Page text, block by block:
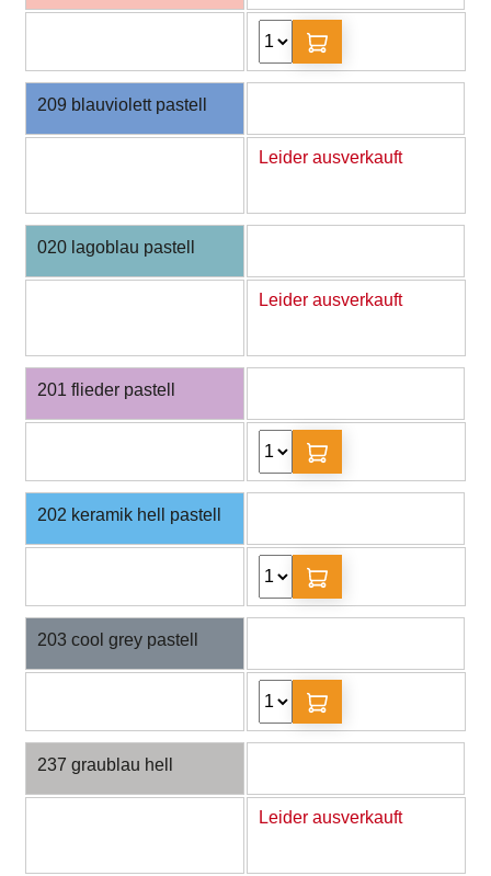
209 blauviolett pastell
Leider ausverkauft
020 lagoblau pastell
Leider ausverkauft
201 flieder pastell
202 keramik hell pastell
203 cool grey pastell
237 graublau hell
Leider ausverkauft